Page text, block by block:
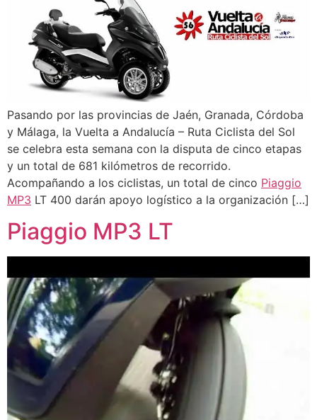
Pasando por las provincias de Jaén, Granada, Córdoba
y Málaga, la Vuelta a Andalucía – Ruta Ciclista del Sol
se celebra esta semana con la disputa de cinco etapas
y un total de 681 kilómetros de recorrido.
Acompañando a los ciclistas, un total de cinco Piaggio
MP3 LT 400 darán apoyo logístico a la organización […]
Piaggio MP3 LT